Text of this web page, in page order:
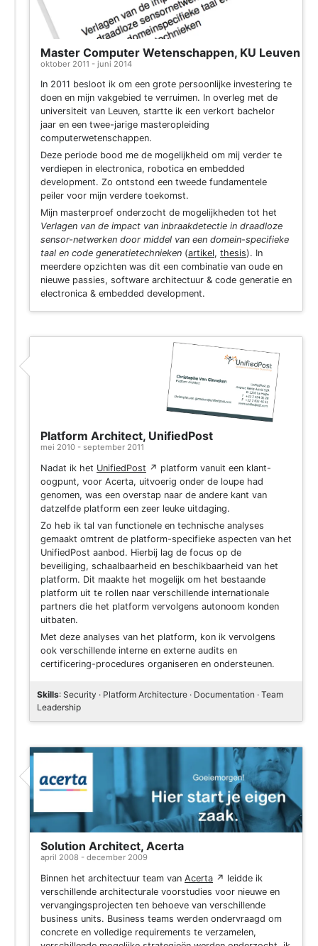
Master Computer Wetenschappen, KU Leuven
oktober 2011 - juni 2014
In 2011 besloot ik om een grote persoonlijke investering te
doen en mijn vakgebied te verruimen. In overleg met de
universiteit van Leuven, startte ik een verkort bachelor
jaar en een twee-jarige masteropleiding
computerwetenschappen.
Deze periode bood me de mogelijkheid om mij verder te
verdiepen in electronica, robotica en embedded
development. Zo ontstond een tweede fundamentele
peiler voor mijn verdere toekomst.
Mijn masterproef onderzocht de mogelijkheden tot het
Verlagen van de impact van inbraakdetectie in draadloze
sensor-netwerken door middel van een domein-specifieke
taal en code generatietechnieken (artikel, thesis). In
meerdere opzichten was dit een combinatie van oude en
nieuwe passies, software architectuur & code generatie en
electronica & embedded development.
Platform Architect, UnifiedPost
mei 2010 - september 2011
Nadat ik het UnifiedPost ↗ platform vanuit een klant-
oogpunt, voor Acerta, uitvoerig onder de loupe had
genomen, was een overstap naar de andere kant van
datzelfde platform een zeer leuke uitdaging.
Zo heb ik tal van functionele en technische analyses
gemaakt omtrent de platform-specifieke aspecten van het
UnifiedPost aanbod. Hierbij lag de focus op de
beveiliging, schaalbaarheid en beschikbaarheid van het
platform. Dit maakte het mogelijk om het bestaande
platform uit te rollen naar verschillende internationale
partners die het platform vervolgens autonoom konden
uitbaten.
Met deze analyses van het platform, kon ik vervolgens
ook verschillende interne en externe audits en
certificering-procedures organiseren en ondersteunen.
Skills: Security · Platform Architecture · Documentation · Team
Leadership
Solution Architect, Acerta
april 2008 - december 2009
Binnen het architectuur team van Acerta ↗ leidde ik
verschillende architecturale voorstudies voor nieuwe en
vervangingsprojecten ten behoeve van verschillende
business units. Business teams werden ondervraagd om
concrete en volledige requirements te verzamelen,